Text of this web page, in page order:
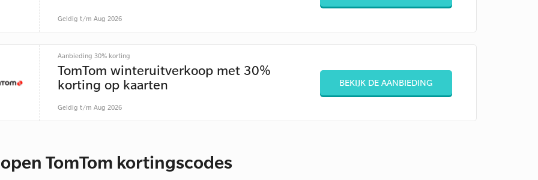
Geldig t/m Aug 2026
Aanbieding 30% korting
TomTom winteruitverkoop met 30%
korting op kaarten
Geldig t/m Aug 2026
BEKIJK DE AANBIEDING
TomTom kortingscodes